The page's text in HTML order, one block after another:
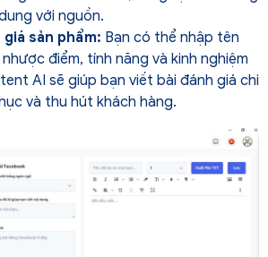
với nguồn.
giá sản phẩm: Bạn có thể nhập tên
điểm, tính năng và kinh nghiệm
AI sẽ giúp bạn viết bài đánh giá chi
và thu hút khách hàng.